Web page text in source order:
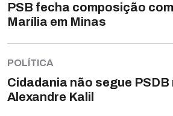
PSB fecha composição
Marília em Minas
POLÍTICA
Cidadania não segue PSDB
Alexandre Kalil